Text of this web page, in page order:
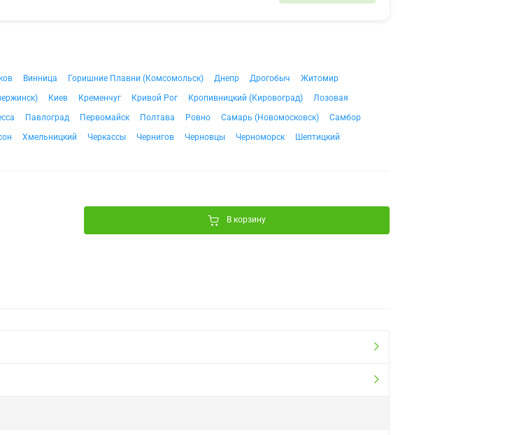
Винница Горишние Плавни (Комсомольск) Днепр Дрогобыч
Житомир
Киев Кременчуг Кривой Рог Кропивницкий (Кировоград)
Лозовая
Павлоград Первомайск Полтава Ровно Самарь (Новомосковск)
Самбор
Хмельницкий Черкассы Чернигов Черновцы Черноморск Шептицкий
В корзину